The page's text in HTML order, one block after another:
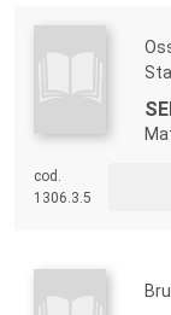
cod.
1306.3.5